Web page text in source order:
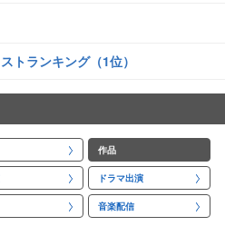
トランキング（1位）
作品
ドラマ出演
音楽配信